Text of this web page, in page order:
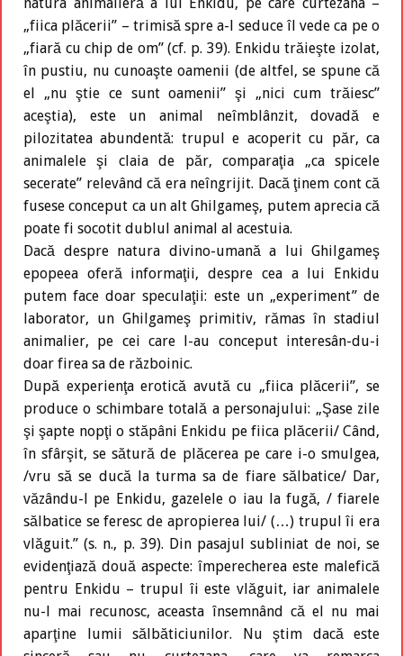
natura animalieră a lui Enkidu, pe care curtezana –
„fiica plăcerii” – trimisă spre a-l seduce îl vede ca pe o
„fiară cu chip de om” (cf. p. 39). Enkidu trăieşte izolat,
în pustiu, nu cunoaşte oamenii (de altfel, se spune că
el „nu ştie ce sunt oamenii” şi „nici cum trăiesc”
aceştia), este un animal neîmblânzit, dovadă e
pilozitatea abundentă: trupul e acoperit cu păr, ca
animalele şi claia de păr, comparaţia „ca spicele
secerate” relevând că era neîngrijit. Dacă ţinem cont că
fusese conceput ca un alt Ghilgameş, putem aprecia că
poate fi socotit dublul animal al acestuia.
Dacă despre natura divino-umană a lui Ghilgameş
epopeea oferă informaţii, despre cea a lui Enkidu
putem face doar speculaţii: este un „experiment” de
laborator, un Ghilgameş primitiv, rămas în stadiul
animalier, pe cei care l-au conceput interesân-du-i
doar firea sa de războinic.
După experienţa erotică avută cu „fiica plăcerii”, se
produce o schimbare totală a personajului: „Şase zile
şi şapte nopţi o stăpâni Enkidu pe fiica plăcerii/ Când,
în sfârşit, se sătură de plăcerea pe care i-o smulgea,
/vru să se ducă la turma sa de fiare sălbatice/ Dar,
văzându-l pe Enkidu, gazelele o iau la fugă, / fiarele
sălbatice se feresc de apropierea lui/ (…) trupul îi era
vlăguit.” (s. n., p. 39). Din pasajul subliniat de noi, se
evidenţiază două aspecte: împerecherea este malefică
pentru Enkidu – trupul îi este vlăguit, iar animalele
nu-l mai recunosc, aceasta însemnând că el nu mai
aparţine lumii sălbăticiunilor. Nu ştim dacă este